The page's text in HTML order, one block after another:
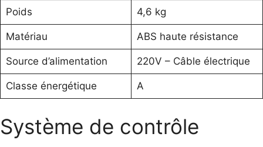
Poids 4,6 kg
Matériau ABS haute résistance
Source d’alimentation 220V – Câble électrique
Classe énergétique A
Système de contrôle